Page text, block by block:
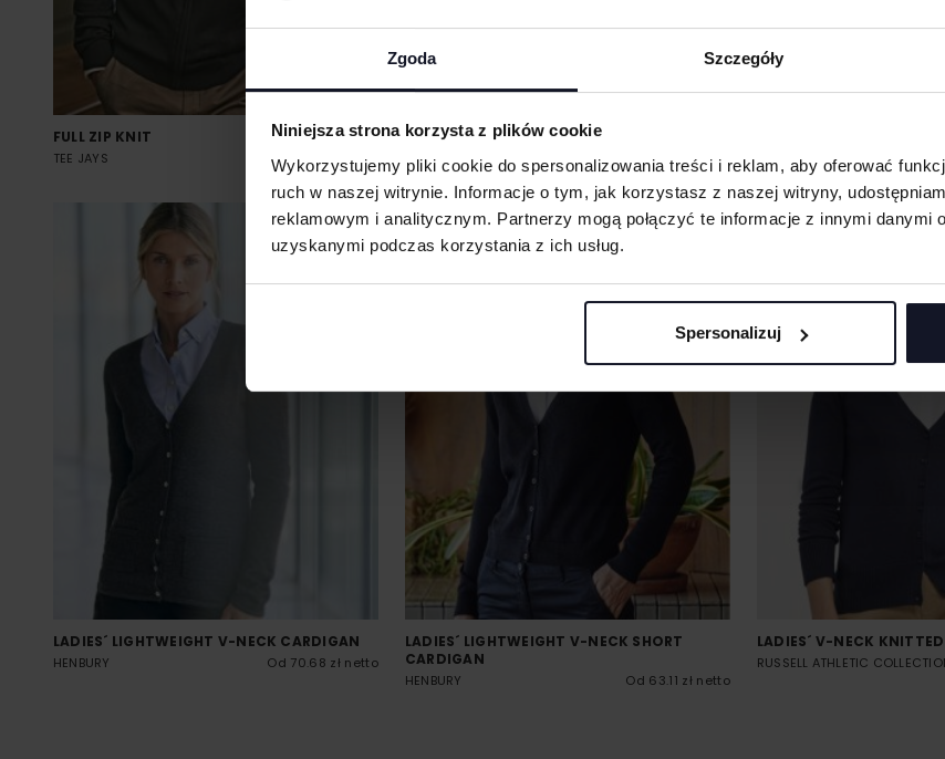
Zgoda Szczegóły
Niniejsza strona korzysta z plików cookie
Wykorzystujemy pliki cookie do spersonalizowania treści i reklam, aby oferować
ruch w naszej witrynie. Informacje o tym, jak korzystasz z naszej witryny,
reklamowym i analitycznym. Partnerzy mogą połączyć te informacje z innymi danymi
uzyskanymi podczas korzystania z ich usług.
Spersonalizuj
FULL ZIP KNIT
TEE JAYS Od 156.27 zł netto
UNISEX ZIP THROUGH CARDIGAN
HENBURY Od 76.14 zł netto HENBURY
LADIES´ LIGHTWEIGHT V-NECK CARDIGAN
HENBURY Od 70.68 zł netto
LADIES´ LIGHTWEIGHT V-NECK SHORT
CARDIGAN
HENBURY Od 63.11 zł netto
LADIES´ V-NECK
RUSSELL ATHLETIC